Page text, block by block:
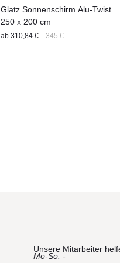
Glatz Sonnenschirm Alu-Twist
250 x 200 cm
ab 310,84 € 345 €
Unsere Mitarbeiter
Mo-So: -